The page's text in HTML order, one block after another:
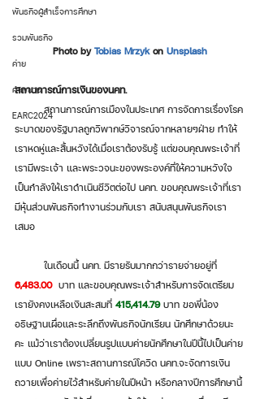
พันธกิจผู้สำเร็จการศึกษา
รวมพันธกิจ
ค่าย
คำพยาน
EARC2024
Photo by Tobias Mrzyk on Unsplash
สถานการณ์การเงินของนคท.
         สถานการณ์การเมืองในประเทศ การจัดการเรื่องโรค
ระบาดของรัฐบาลถูกวิพากษ์วิจารณ์จากหลายๆฝ่าย ทำให้
เราหดหู่และสิ้นหวังได้เมื่อเราต้องรับรู้ แต่ขอบคุณพระเจ้าที่
เรามีพระเจ้า และพระวจนะของพระองค์ที่ให้ความหวังใจ
เป็นกำลังให้เราดำเนินชีวิตต่อไป นคท. ขอบคุณพระเจ้าที่เรา
มีหุ้นส่วนพันธกิจทำงานร่วมกับเรา สนับสนุนพันธกิจเรา
เสมอ
         ในเดือนนี้ นคท. มีรายรับมากกว่ารายจ่ายอยู่ที่
6,483.00 บาท และขอบคุณพระเจ้าสำหรับการจัดเตรียม
เรายังคงเหลือเงินสะสมที่ 415,414.79 บาท ขอพี่น้อง
อธิษฐานเผื่อและระลึกถึงพันธกิจนักเรียน นักศึกษาด้วยนะ
คะ แม้ว่าเราต้องเปลี่ยนรูปแบบค่ายนักศึกษาในปีนี้ไปเป็นค่าย
แบบ Online เพราะสถานการณ์โควิด นคท.จะจัดการเงิน
ถวายเพื่อค่ายไว้สำหรับค่ายในปีหน้า หรือกลางปีการศึกษานี้